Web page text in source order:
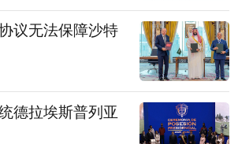
议无法保障沙特
德拉埃斯普列亚